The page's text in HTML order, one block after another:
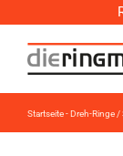
Inhalt
springen
Startseite-Dreh-Ringe